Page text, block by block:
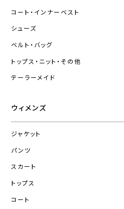
コート・インナーベスト
シューズ
ベルト・バッグ
トップス・ニット・その他
テーラーメイド
ウィメンズ
ジャケット
パンツ
スカート
トップス
コート